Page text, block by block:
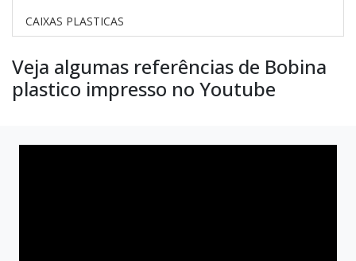
CAIXAS PLASTICAS
Veja algumas referências de Bobina
plastico impresso no Youtube